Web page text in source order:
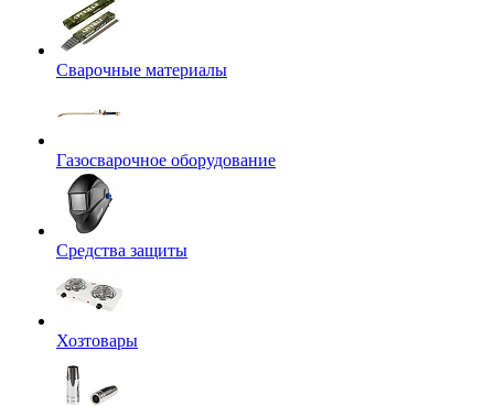
Сварочные материалы
Газосварочное оборудование
Средства защиты
Хозтовары